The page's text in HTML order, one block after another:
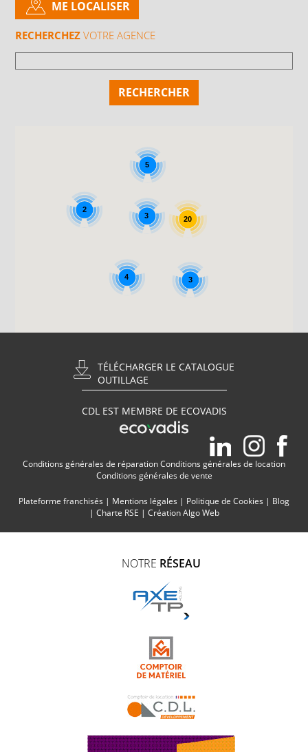
RECHERCHEZ VOTRE AGENCE
ME LOCALISER
20
3
4
5
2
3
TÉLÉCHARGER LE CATALOGUE
OUTILLAGE
CDL EST MEMBRE DE ECOVADIS
Conditions générales de réparationConditions générales de location
Conditions générales de vente
Plateforme franchisés | Mentions légales | Politique de Cookies | Blog
| Charte RSE | Création Algo Web
NOTRE RÉSEAU